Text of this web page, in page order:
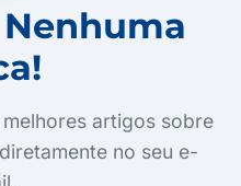
artigos sobre
no seu e-